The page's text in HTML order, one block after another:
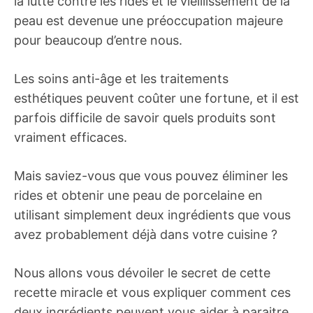
peau est devenue une préoccupation majeure
pour beaucoup d’entre nous.
Les soins anti-âge et les traitements
esthétiques peuvent coûter une fortune, et il est
parfois difficile de savoir quels produits sont
vraiment efficaces.
Mais saviez-vous que vous pouvez éliminer les
rides et obtenir une peau de porcelaine en
utilisant simplement deux ingrédients que vous
avez probablement déjà dans votre cuisine ?
Nous allons vous dévoiler le secret de cette
recette miracle et vous expliquer comment ces